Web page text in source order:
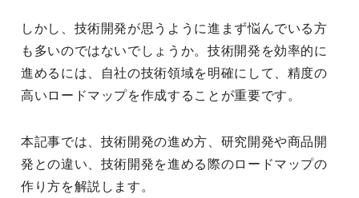
しかし、技術開発が思うように進まず悩んでいる方
も多いのではないでしょうか。技術開発を効率的に
進めるには、自社の技術領域を明確にして、精度の
高いロードマップを作成することが重要です。
本記事では、技術開発の進め方、研究開発や商品開
発との違い、技術開発を進める際のロードマップの
作り方を解説します。